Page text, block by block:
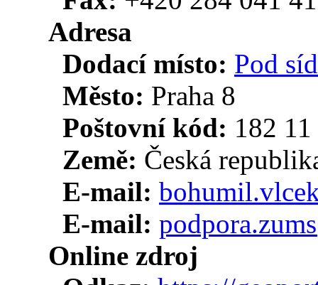
Adresa
Dodací místo: Pod
Město: Praha 8
Poštovní kód: 182 11
Země: Česká
E-mail:
E-mail:
Online zdroj